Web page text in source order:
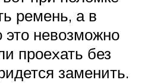
ремень, а в
это невозможно
проеxать без
заменить.